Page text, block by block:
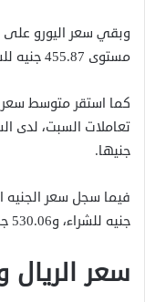
وبقي سعر اليورو على
مستوى 455.87 جنيه للشراء، و458.15 جنيه للبيع.
كما استقر متوسط سعر
جنيها.
جنيه للشراء، و530.06 جنيه للبيع، وهي نفس أسعار الجمعة.
سعر الريال